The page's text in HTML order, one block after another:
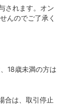
されます。オン
んのでご了承く
18歳未満の方は
合は、取引停止